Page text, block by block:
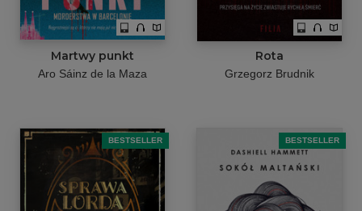
Martwy punkt
Aro Sáinz de la Maza
Rota
Grzegorz Brudnik
BESTSELLER BESTSELLER